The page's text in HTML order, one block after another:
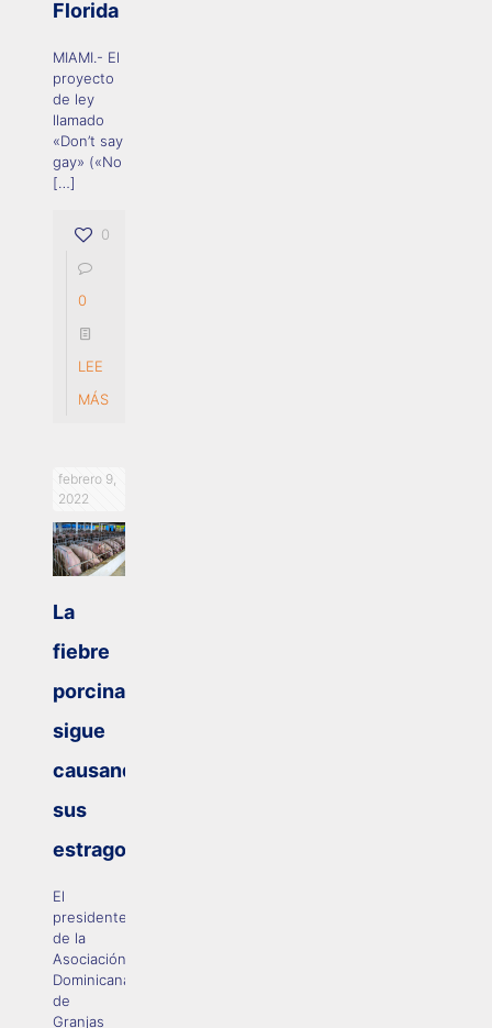
Florida
MIAMI.- El
proyecto
de ley
llamado
«Don’t say
gay» («No
[…]
0
0
LEE
MÁS
febrero 9,
2022
La
fiebre
porcina
sigue
causando
sus
estragos
El
presidente
de la
Asociación
Dominicana
de
Granjas